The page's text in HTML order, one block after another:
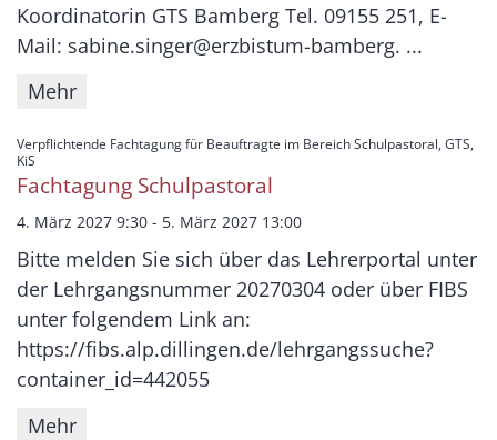
Koordinatorin GTS Bamberg Tel. 09155 251, E-
Mail: sabine.singer@erzbistum-bamberg. ...
Mehr
Verpflichtende Fachtagung für Beauftragte im Bereich Schulpastoral, GTS,
KiS
Fachtagung Schulpastoral
4. März 2027 9:30 - 5. März 2027 13:00
Bitte melden Sie sich über das Lehrerportal unter
der Lehrgangsnummer 20270304 oder über FIBS
unter folgendem Link an:
https://fibs.alp.dillingen.de/lehrgangssuche?
container_id=442055
Mehr